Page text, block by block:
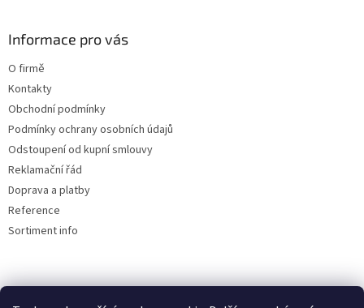
Informace pro vás
O firmě
Kontakty
Obchodní podmínky
Podmínky ochrany osobních údajů
Odstoupení od kupní smlouvy
Reklamační řád
Doprava a platby
Reference
Sortiment info
Reklamační řád